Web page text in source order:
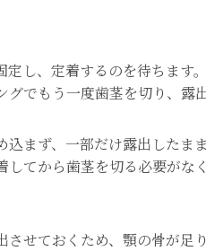
し、定着するのを待ちます。
でもう一度歯茎を切り、露
まず、一部だけ露出したま
てから歯茎を切る必要がな
せておくため、顎の骨が足